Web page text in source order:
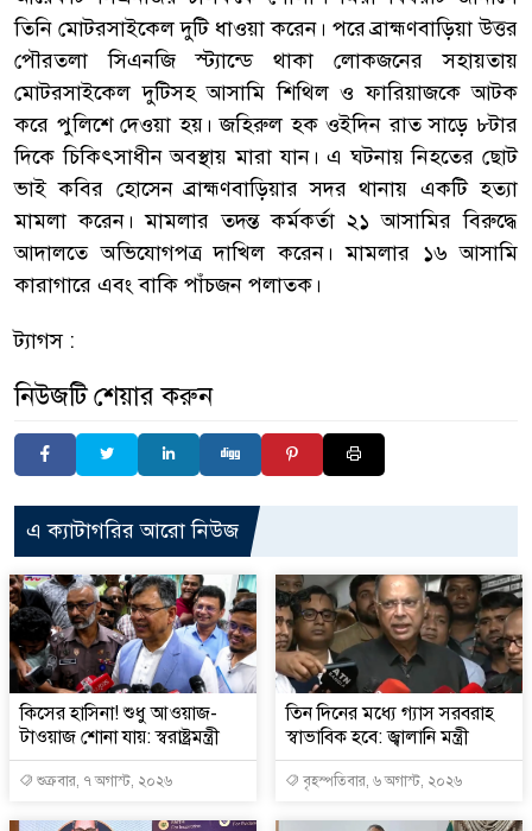
তিনি মোটরসাইকেল দুটি ধাওয়া করেন। পরে ব্রাহ্মণবাড়িয়া উত্তর
পৌরতলা সিএনজি স্ট্যান্ডে থাকা লোকজনের সহায়তায়
মোটরসাইকেল দুটিসহ আসামি শিথিল ও ফারিয়াজকে আটক
করে পুলিশে দেওয়া হয়। জহিরুল হক ওইদিন রাত সাড়ে ৮টার
দিকে চিকিৎসাধীন অবস্থায় মারা যান। এ ঘটনায় নিহতের ছোট
ভাই কবির হোসেন ব্রাহ্মণবাড়িয়ার সদর থানায় একটি হত্যা
মামলা করেন। মামলার তদন্ত কর্মকর্তা ২১ আসামির বিরুদ্ধে
আদালতে অভিযোগপত্র দাখিল করেন। মামলার ১৬ আসামি
কারাগারে এবং বাকি পাঁচজন পলাতক।
ট্যাগস :
নিউজটি শেয়ার করুন
এ ক্যাটাগরির আরো নিউজ
কিসের হাসিনা! শুধু আওয়াজ-
টাওয়াজ শোনা যায়: স্বরাষ্ট্রমন্ত্রী
শুক্রবার, ৭ অগাস্ট, ২০২৬
তিন দিনের মধ্যে গ্যাস সরবরাহ
স্বাভাবিক হবে: জ্বালানি মন্ত্রী
বৃহস্পতিবার, ৬ অগাস্ট, ২০২৬